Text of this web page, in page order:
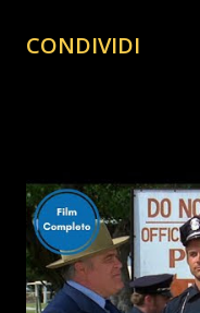
Ciarpame by
Club🦅 ♬ Morricone:
Ennio Morricone &
Prague Miliardi dei
guerra persa.
CONDIVIDI